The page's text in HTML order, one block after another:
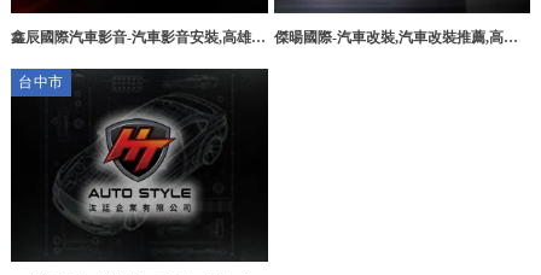
鑫辰國際汽車影音-汽車影音安裝,高雄汽
車影音系統施工
傑暘國際-汽車改裝,汽車改裝推薦,高雄
台中市